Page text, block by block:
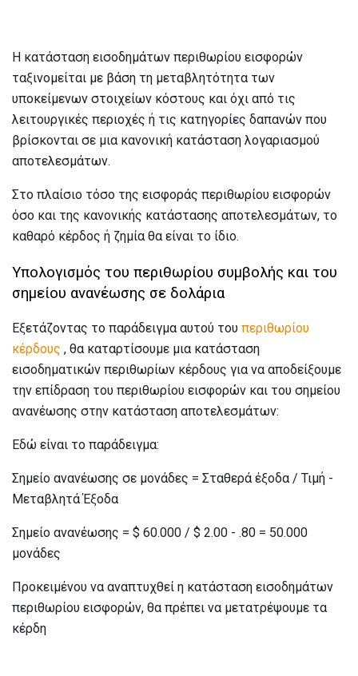
Η κατάσταση εισοδημάτων περιθωρίου εισφορών
ταξινομείται με βάση τη μεταβλητότητα των
υποκείμενων στοιχείων κόστους και όχι από τις
λειτουργικές περιοχές ή τις κατηγορίες δαπανών που
βρίσκονται σε μια κανονική κατάσταση λογαριασμού
αποτελεσμάτων.
Στο πλαίσιο τόσο της εισφοράς περιθωρίου εισφορών
όσο και της κανονικής κατάστασης αποτελεσμάτων, το
καθαρό κέρδος ή ζημία θα είναι το ίδιο.
Υπολογισμός του περιθωρίου συμβολής και του
σημείου ανανέωσης σε δολάρια
Εξετάζοντας το παράδειγμα αυτού του περιθωρίου
κέρδους , θα καταρτίσουμε μια κατάσταση
εισοδηματικών περιθωρίων κέρδους για να αποδείξουμε
την επίδραση του περιθωρίου εισφορών και του σημείου
ανανέωσης στην κατάσταση αποτελεσμάτων:
Εδώ είναι το παράδειγμα:
Σημείο ανανέωσης σε μονάδες = Σταθερά έξοδα / Τιμή -
Μεταβλητά Έξοδα
Σημείο ανανέωσης = $ 60.000 / $ 2.00 - .80 = 50.000
μονάδες
Προκειμένου να αναπτυχθεί η κατάσταση εισοδημάτων
περιθωρίου εισφορών, θα πρέπει να μετατρέψουμε τα
κέρδη